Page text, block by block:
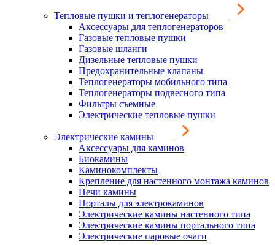
Тепловые пушки и теплогенераторы
Аксессуары для теплогенераторов
Газовые тепловые пушки
Газовые шланги
Дизельные тепловые пушки
Предохранительные клапаны
Теплогенераторы мобильного типа
Теплогенераторы подвесного типа
Фильтры съемные
Электрические тепловые пушки
Электрические камины
Аксессуары для каминов
Биокамины
Каминокомплекты
Крепление для настенного монтажа каминов
Печи камины
Порталы для электрокаминов
Электрические камины настенного типа
Электрические камины портального типа
Электрические паровые очаги